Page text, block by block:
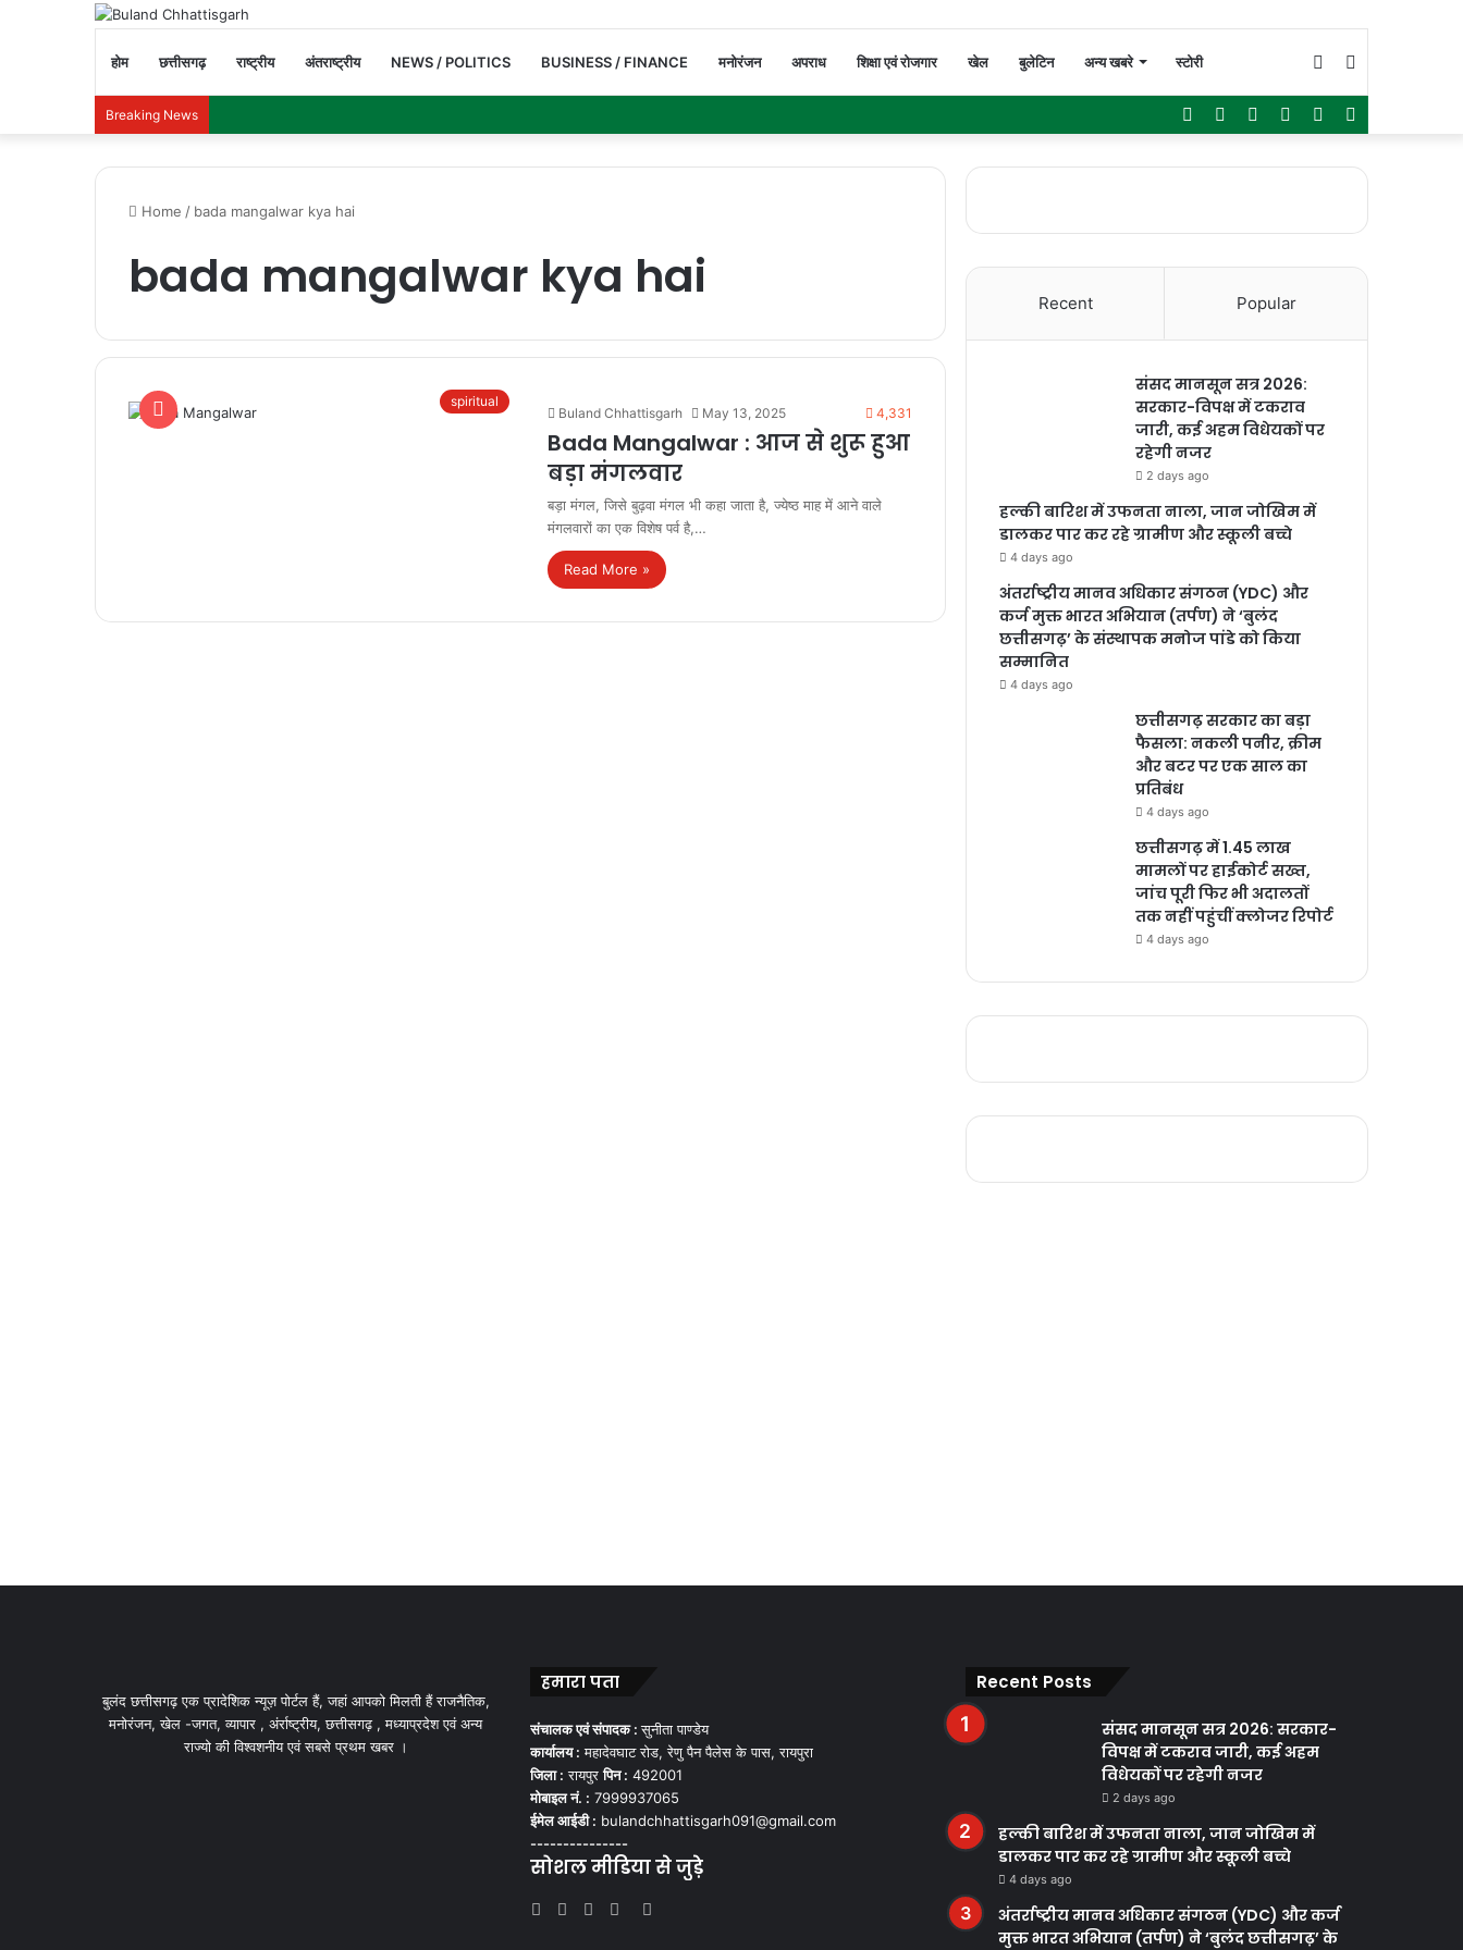
होम छत्तीसगढ़ राष्ट्रीय अंतराष्ट्रीय NEWS / POLITICS BUSINESS / FINANCE मनोरंजन अपराध शिक्षा एवं रोजगार खेल बुलेटिन अन्य खबरे स्टोरी Switch
skin
Breaking News WhatsApp
Instagram
YouTube
Twitter
Facebook
Home / bada mangalwar kya hai
bada mangalwar kya hai
spiritual
Buland Chhattisgarh May 13, 2025 4,331
Bada Mangalwar : आज से शुरू हुआ
बड़ा मंगलवार
बड़ा मंगल, जिसे बुढ़वा मंगल भी कहा जाता है, ज्येष्ठ माह में आने वाले
मंगलवारों का एक विशेष पर्व है,…
Read More »
Recent Popular
संसद मानसून सत्र 2026:
सरकार-विपक्ष में टकराव
जारी, कई अहम विधेयकों पर
रहेगी नजर
2 days ago
हल्की बारिश में उफनता नाला, जान जोखिम में
डालकर पार कर रहे ग्रामीण और स्कूली बच्चे
4 days ago
अंतर्राष्ट्रीय मानव अधिकार संगठन (YDC) और
कर्ज मुक्त भारत अभियान (तर्पण) ने ‘बुलंद
छत्तीसगढ़’ के संस्थापक मनोज पांडे को किया
सम्मानित
4 days ago
छत्तीसगढ़ सरकार का बड़ा
फैसला: नकली पनीर, क्रीम
और बटर पर एक साल का
प्रतिबंध
4 days ago
छत्तीसगढ़ में 1.45 लाख
मामलों पर हाईकोर्ट सख्त,
जांच पूरी फिर भी अदालतों
तक नहीं पहुंचीं क्लोजर रिपोर्ट
4 days ago
बुलंद छत्तीसगढ़ एक प्रादेशिक न्यूज़ पोर्टल हैं, जहां आपको मिलती हैं राजनैतिक,
मनोरंजन, खेल -जगत, व्यापार , अंर्राष्ट्रीय, छत्तीसगढ़ , मध्याप्रदेश एवं अन्य
राज्यो की विश्वशनीय एवं सबसे प्रथम खबर ।
हमारा पता
संचालक एवं संपादक :सुनीता पाण्डेय
कार्यालय : महादेवघाट रोड, रेणु पैन पैलेस के पास, रायपुरा
जिला : रायपुरपिन : 492001
मोबाइल नं. : 7999937065
ईमेल आईडी : bulandchhattisgarh091@gmail.com
---------------
सोशल मीडिया से जुड़े
Facebook
TwitterYouTubeInstagram
Recent Posts
संसद मानसून सत्र 2026: सरकार-
विपक्ष में टकराव जारी, कई अहम
विधेयकों पर रहेगी नजर
2 days ago
हल्की बारिश में उफनता नाला, जान जोखिम में
डालकर पार कर रहे ग्रामीण और स्कूली बच्चे
4 days ago
अंतर्राष्ट्रीय मानव अधिकार संगठन (YDC) और कर्ज
मुक्त भारत अभियान (तर्पण) ने ‘बुलंद छत्तीसगढ़’ के